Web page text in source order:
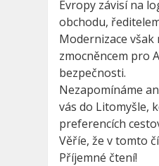
Evropy závisí na
obchodu,
Modernizace však
zmocněncem pro
bezpečnosti.
Nezapomínáme
vás do Litomyšle,
preferencích
Věříe, že v tomto
Příjemné čtení!